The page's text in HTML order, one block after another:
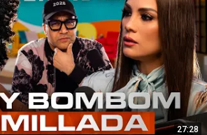
27:28